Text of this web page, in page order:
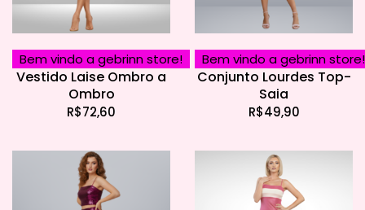
Bem vindo a gebrinn store!
Vestido Laise Ombro a
Ombro
R$72,60
Bem vindo a gebrinn store!
Conjunto Lourdes Top-
Saia
R$49,90